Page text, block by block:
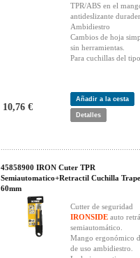
TPR/ABS en el
antideslizante
Ambidiestro
Cambios de hoja
sin herramientas.
Para cuchillas del
10,76 €
Añadir a la cesta
Detalles
45858900 IRON Cuter TPR
Semiautomatico+Retractil Cuchilla
60mm
Cutter de seguridad
IRONSIDE auto
semiautomático.
Mango ergonómico
de uso ambidiestro.